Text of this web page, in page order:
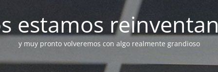
estamos
y muy pronto volveremos con algo realmente grandioso